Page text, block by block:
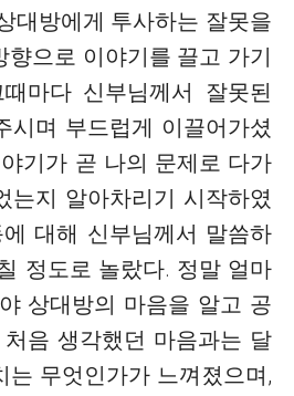
대방에게 투사하는 잘못을
향으로 이야기를 끌고 가기
마다 신부님께서 잘못된
시며 부드럽게 이끌어가셨
기가 곧 나의 문제로 다가
는지 알아차리기 시작하였
대해 신부님께서 말씀하
정도로 놀랐다. 정말 얼마
상대방의 마음을 알고 공
음 생각했던 마음과는 달
는 무엇인가가 느껴졌으며,